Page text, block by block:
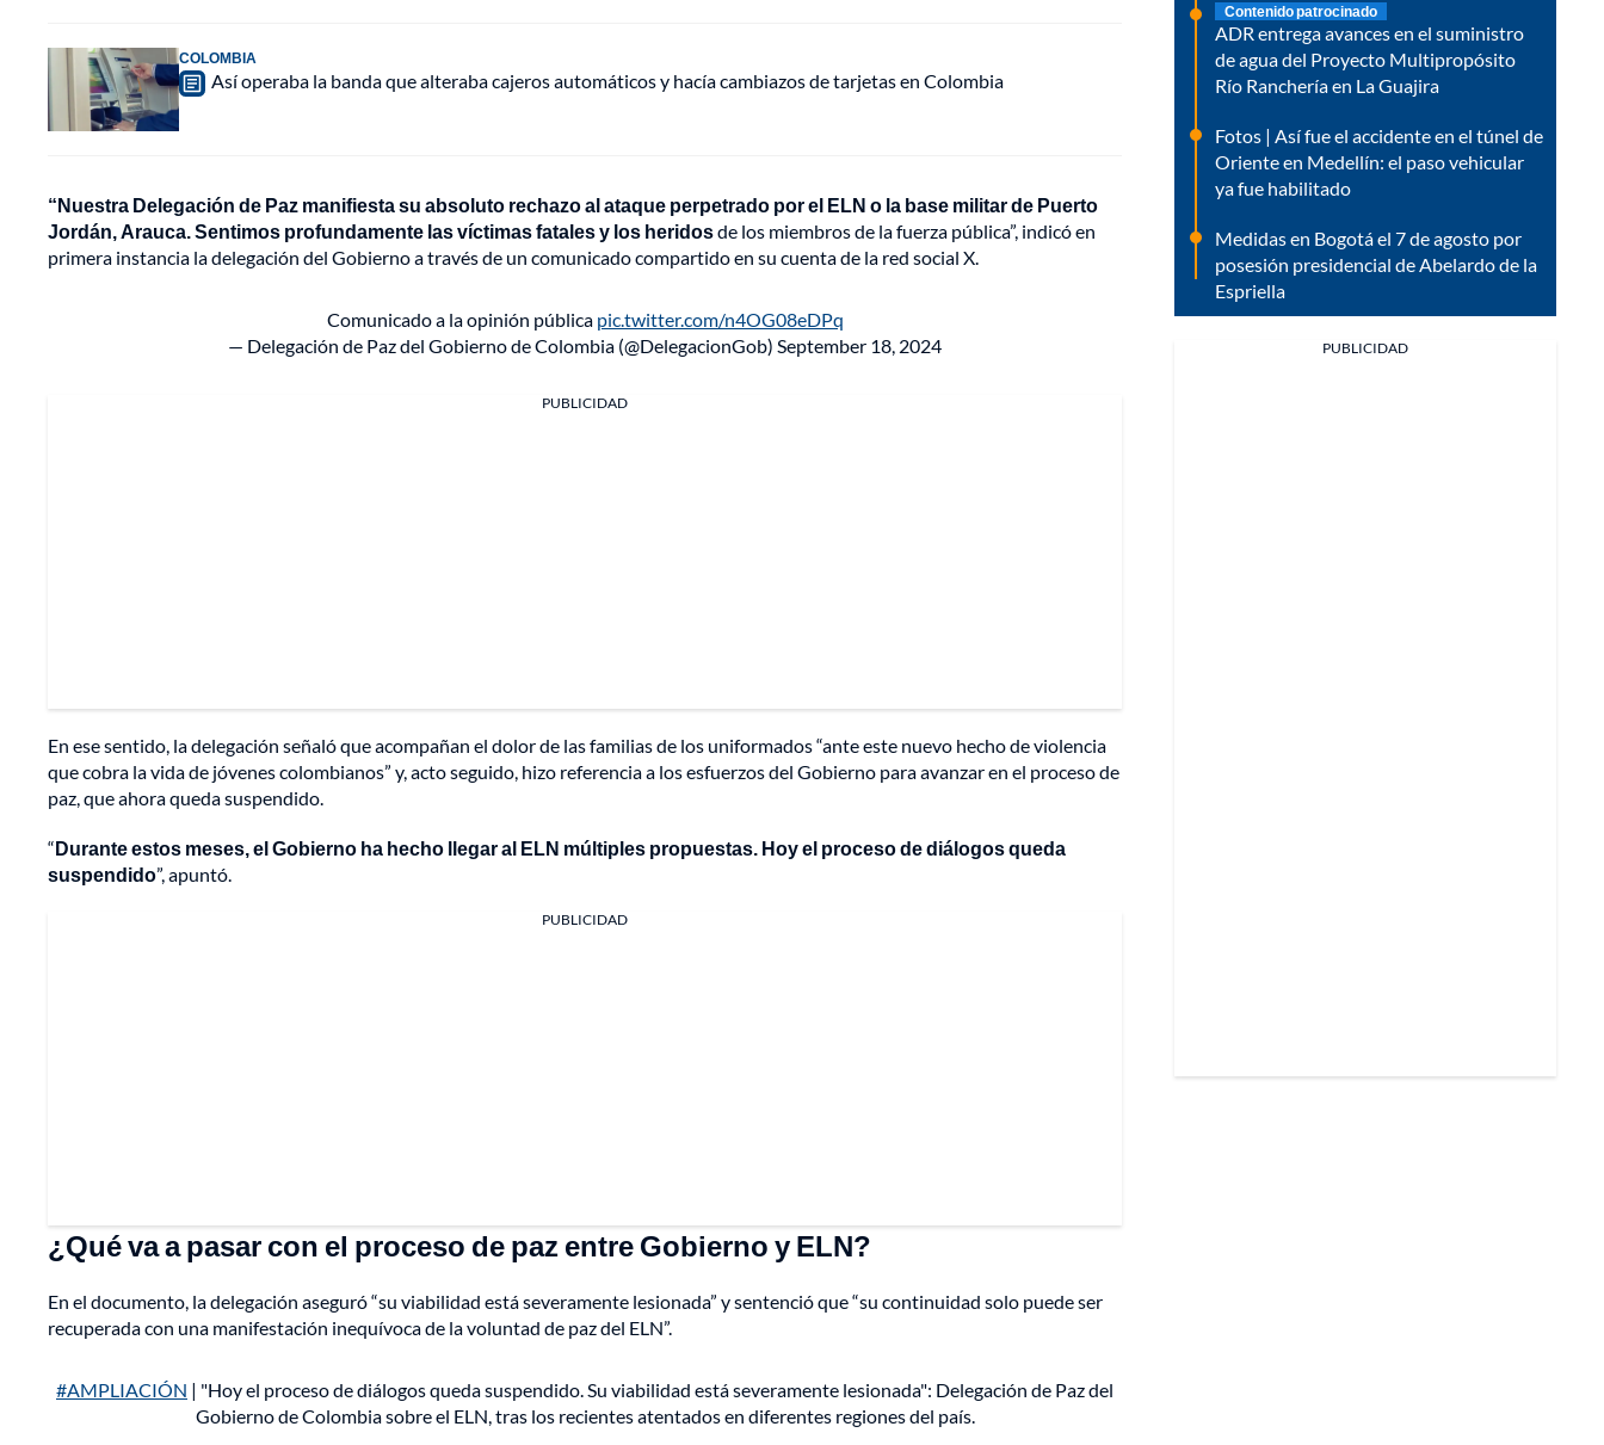
COLOMBIA
Así operaba la banda que alteraba cajeros automáticos y hacía cambiazos de tarjetas en Colombia
“Nuestra Delegación de Paz manifiesta su absoluto rechazo al ataque perpetrado por el ELN o la base militar de Puerto
Jordán, Arauca. Sentimos profundamente las víctimas fatales y los heridosde los miembros de la fuerza pública”, indicó en
primera instancia la delegación del Gobierno a través de un comunicado compartido en su cuenta de la red social X.
Comunicado a la opinión pública pic.twitter.com/n4OG08eDPq
— Delegación de Paz del Gobierno de Colombia (@DelegacionGob) September 18, 2024
PUBLICIDAD
En ese sentido, la delegación señaló que acompañan el dolor de las familias de los uniformados “ante este nuevo hecho de violencia
que cobra la vida de jóvenes colombianos” y, acto seguido, hizo referencia a los esfuerzos del Gobierno para avanzar en el proceso de
paz, que ahora queda suspendido.
“Durante estos meses, el Gobierno ha hecho llegar al ELN múltiples propuestas. Hoy el proceso de diálogos queda
suspendido”, apuntó.
PUBLICIDAD
¿Qué va a pasar con el proceso de paz entre Gobierno y ELN?
En el documento, la delegación aseguró “su viabilidad está severamente lesionada” y sentenció que “su continuidad solo puede ser
recuperada con una manifestación inequívoca de la voluntad de paz del ELN”.
#AMPLIACIÓN | "Hoy el proceso de diálogos queda suspendido. Su viabilidad está severamente lesionada": Delegación de Paz del
Gobierno de Colombia sobre el ELN, tras los recientes atentados en diferentes regiones del país.
Contenido patrocinado
ADR entrega avances en el suministro
de agua del Proyecto Multipropósito
Río Ranchería en La Guajira
Fotos | Así fue el accidente en el túnel de
Oriente en Medellín: el paso vehicular
ya fue habilitado
Medidas en Bogotá el 7 de agosto por
posesión presidencial de Abelardo de la
Espriella
PUBLICIDAD